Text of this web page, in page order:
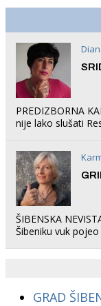
PREDIZBORNA
nije lako slušati
ŠIBENSKA
Šibeniku vuk
GRAD